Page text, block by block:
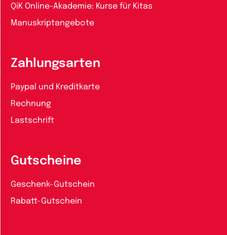
QiK Online-Akademie: Kurse für Kitas
Manuskriptangebote
Zahlungsarten
Paypal und Kreditkarte
Rechnung
Lastschrift
Gutscheine
Geschenk-Gutschein
Rabatt-Gutschein